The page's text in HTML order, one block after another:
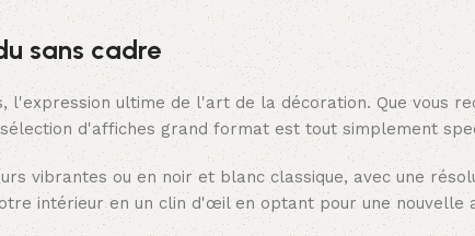
sans cadre
ultime de l'art de la décoration. Que vous
d'affiches grand format est tout simplement
vibrantes ou en noir et blanc classique, avec une
intérieur en un clin d'œil en optant pour une nouvelle